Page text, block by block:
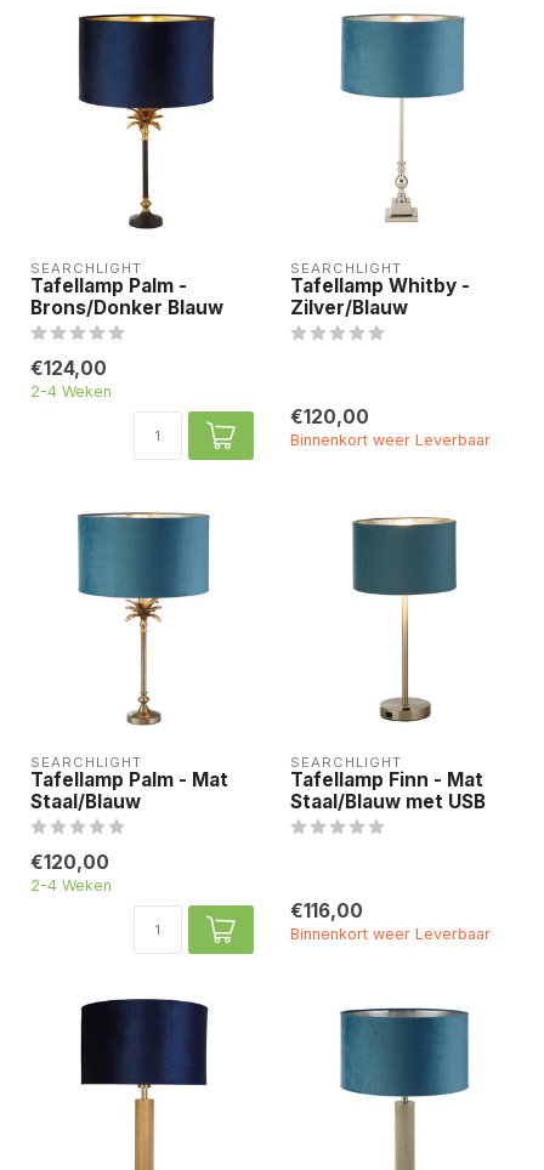
SEARCHLIGHT
Tafellamp Palm -
Brons/Donker Blauw
€124,00
2-4 Weken
SEARCHLIGHT
Tafellamp Whitby -
Zilver/Blauw
€120,00
Binnenkort weer Leverbaar
SEARCHLIGHT
Tafellamp Palm - Mat
Staal/Blauw
€120,00
2-4 Weken
SEARCHLIGHT
Tafellamp Finn - Mat
Staal/Blauw met USB
€116,00
Binnenkort weer Leverbaar